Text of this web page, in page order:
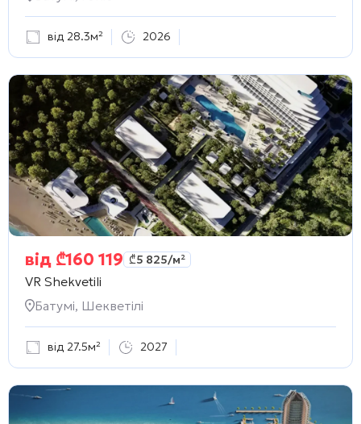
від 28.3м² 2026
від ₾160 119 ₾5 825/м²
VR Shekvetili
Батумі, Шекветілі
від 27.5м² 2027